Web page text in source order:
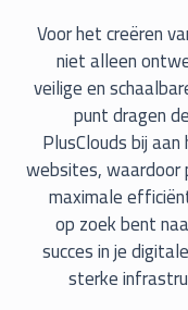
Voor het creëren
niet alleen
veilige en
punt dragen
PlusClouds bij
websites, waardoor
maximale
op zoek bent
succes in je
sterke